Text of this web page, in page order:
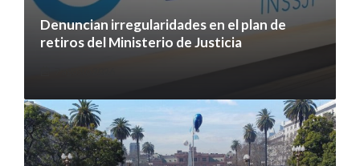
Denuncian irregularidades en el plan de
retiros del Ministerio de Justicia